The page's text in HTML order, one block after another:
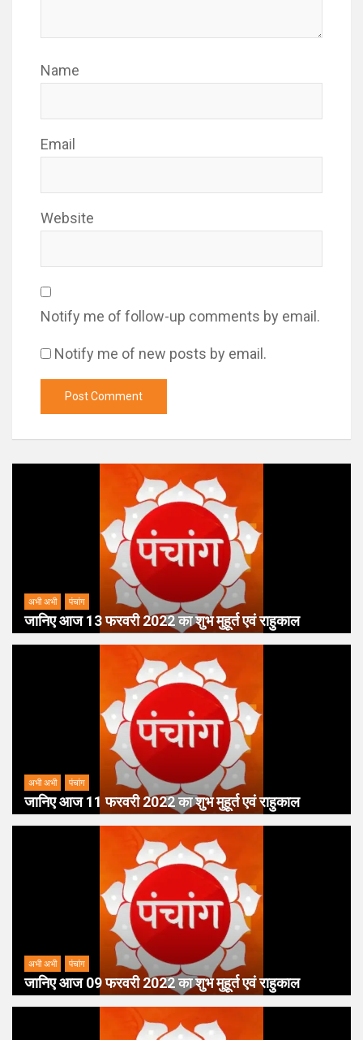
Name
Email
Website
Notify me of follow-up comments by email.
Notify me of new posts by email.
अभी अभी पंचांग
जानिए आज 13 फरवरी 2022 का शुभ मुहूर्त एवं राहुकाल
अभी अभी पंचांग
जानिए आज 11 फरवरी 2022 का शुभ मुहूर्त एवं राहुकाल
अभी अभी पंचांग
जानिए आज 09 फरवरी 2022 का शुभ मुहूर्त एवं राहुकाल